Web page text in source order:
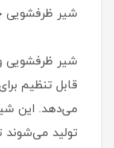
شیر
شیر ظرفشویی
قابل تنظیم
می‌دهد. این
تولید می‌شوند